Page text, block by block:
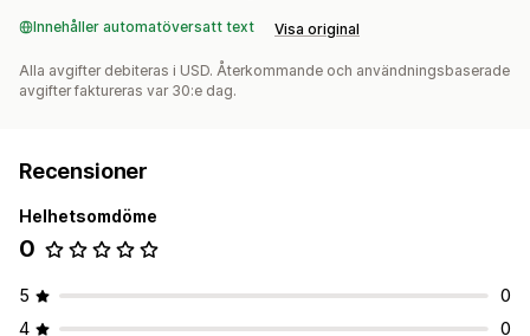
Innehåller automatöversatt text Visa original
Alla avgifter debiteras i USD. Återkommande och användningsbaserade
avgifter faktureras var 30:e dag.
Recensioner
Helhetsomdöme
0
5
0
4
0